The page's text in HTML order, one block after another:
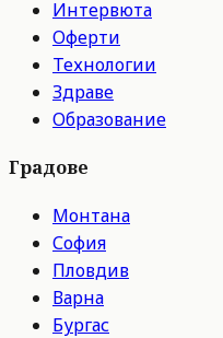
Интервюта
Оферти
Технологии
Здраве
Образование
Градове
Монтана
София
Пловдив
Варна
Бургас